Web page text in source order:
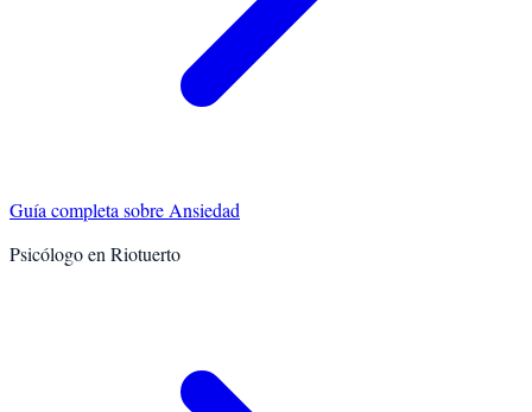
Guía completa sobre Ansiedad
Psicólogo en Riotuerto